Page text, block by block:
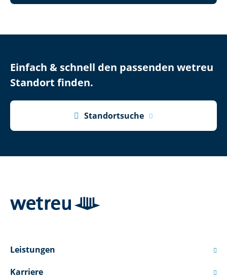
Einfach & schnell den passenden wetreu
Standort finden.
 Standortsuche
Leistungen 
Karriere 